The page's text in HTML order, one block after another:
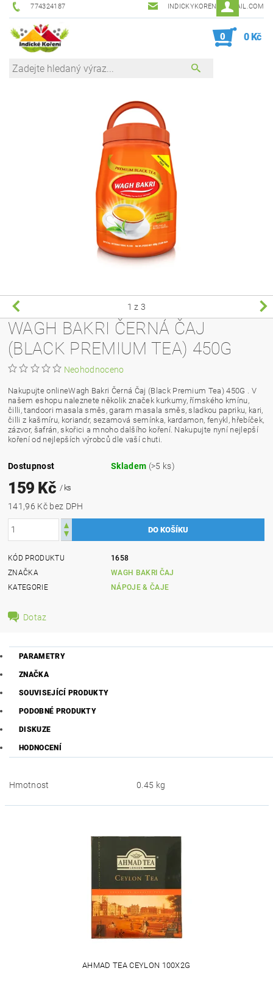
774324187 INDICKYKORENI@GMAIL.COM
0 0 Kč
1 z 3
WAGH BAKRI ČERNÁ ČAJ
(BLACK PREMIUM TEA) 450G
Neohodnoceno
Nakupujte onlineWagh Bakri Černá Čaj (Black Premium Tea) 450G
. V
našem eshopu naleznete několik značek kurkumy, římského kmínu,
čilli, tandoori masala směs, garam masala směs, sladkou papriku, kari,
čilli z kašmíru, koriandr, sezamová semínka, kardamon, fenykl, hřebíček,
zázvor, šafrán, skořici a mnoho dalšího koření. Nakupujte nyní nejlepší
koření od nejlepších výrobců dle vaší chuti.
Dostupnost Skladem (>5 ks)
159 Kč / ks
141,96 Kč bez DPH
KÓD PRODUKTU
1658
ZNAČKA
WAGH BAKRI ČAJ
KATEGORIE
NÁPOJE & ČAJE
Dotaz
PARAMETRY
ZNAČKA
SOUVISEJÍCÍ PRODUKTY
PODOBNÉ PRODUKTY
DISKUZE
HODNOCENÍ
Hmotnost 0.45 kg
AHMAD TEA CEYLON 100X2G